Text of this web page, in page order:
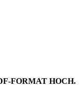
FORMAT HOCH.